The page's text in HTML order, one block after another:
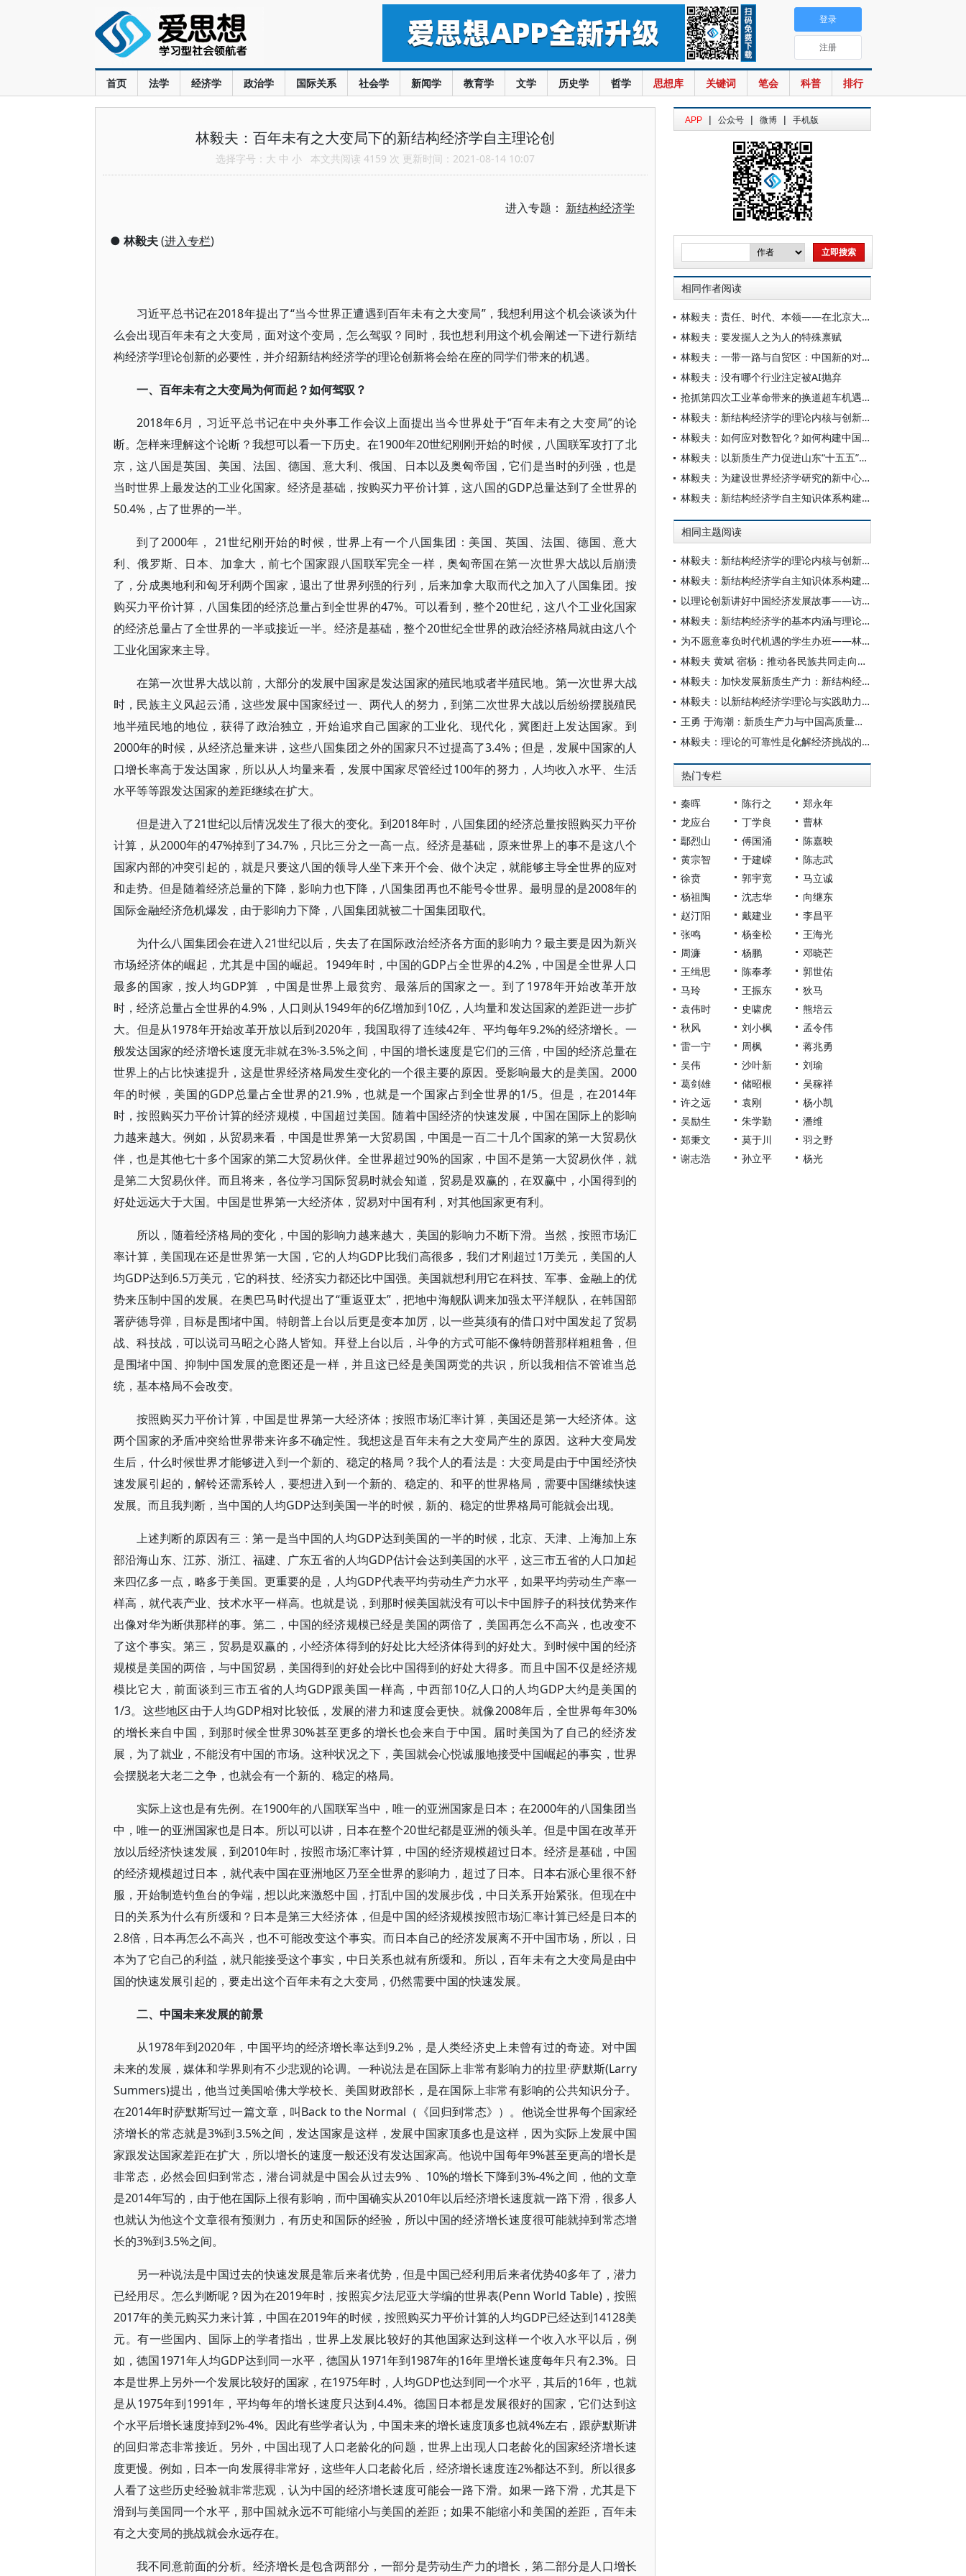
首页 法学 经济学 政治学 国际关系 社会学 新闻学 教育学 文学 历史学 哲学 思想库 关键词 笔会 科普 排行
登录
注册
林毅夫：百年未有之大变局下的新结构经济学自主理论创
选择字号： 大 中 小 本文共阅读 4159 次 更新时间：2021-08-14 10:07
进入专题： 新结构经济学
●林毅夫(进入专栏)
习近平总书记在2018年提出了“当今世界正遭遇到百年未有之大变局”，我想利用这个机会谈谈为什
么会出现百年未有之大变局，面对这个变局，怎么驾驭？同时，我也想利用这个机会阐述一下进行新结
构经济学理论创新的必要性，并介绍新结构经济学的理论创新将会给在座的同学们带来的机遇。
一、百年未有之大变局为何而起？如何驾驭？
2018年6月，习近平总书记在中央外事工作会议上面提出当今世界处于“百年未有之大变局”的论
断。怎样来理解这个论断？我想可以看一下历史。在1900年20世纪刚刚开始的时候，八国联军攻打了北
京，这八国是英国、美国、法国、德国、意大利、俄国、日本以及奥匈帝国，它们是当时的列强，也是
当时世界上最发达的工业化国家。经济是基础，按购买力平价计算，这八国的GDP总量达到了全世界的
50.4%，占了世界的一半。
到了2000年， 21世纪刚开始的时候，世界上有一个八国集团：美国、英国、法国、德国、意大
利、俄罗斯、日本、加拿大，前七个国家跟八国联军完全一样，奥匈帝国在第一次世界大战以后崩溃
了，分成奥地利和匈牙利两个国家，退出了世界列强的行列，后来加拿大取而代之加入了八国集团。按
购买力平价计算，八国集团的经济总量占到全世界的47%。可以看到，整个20世纪，这八个工业化国家
的经济总量占了全世界的一半或接近一半。经济是基础，整个20世纪全世界的政治经济格局就由这八个
工业化国家来主导。
在第一次世界大战以前，大部分的发展中国家是发达国家的殖民地或者半殖民地。第一次世界大战
时，民族主义风起云涌，这些发展中国家经过一、两代人的努力，到第二次世界大战以后纷纷摆脱殖民
地半殖民地的地位，获得了政治独立，开始追求自己国家的工业化、现代化，冀图赶上发达国家。到
2000年的时候，从经济总量来讲，这些八国集团之外的国家只不过提高了3.4%；但是，发展中国家的人
口增长率高于发达国家，所以从人均量来看，发展中国家尽管经过100年的努力，人均收入水平、生活
水平等等跟发达国家的差距继续在扩大。
但是进入了21世纪以后情况发生了很大的变化。到2018年时，八国集团的经济总量按照购买力平价
计算，从2000年的47%掉到了34.7%，只比三分之一高一点。经济是基础，原来世界上的事不是这八个
国家内部的冲突引起的，就是只要这八国的领导人坐下来开个会、做个决定，就能够主导全世界的应对
和走势。但是随着经济总量的下降，影响力也下降，八国集团再也不能号令世界。最明显的是2008年的
国际金融经济危机爆发，由于影响力下降，八国集团就被二十国集团取代。
为什么八国集团会在进入21世纪以后，失去了在国际政治经济各方面的影响力？最主要是因为新兴
市场经济体的崛起，尤其是中国的崛起。1949年时，中国的GDP占全世界的4.2%，中国是全世界人口
最多的国家，按人均GDP算 ，中国是世界上最贫穷、最落后的国家之一。到了1978年开始改革开放
时，经济总量占全世界的4.9%，人口则从1949年的6亿增加到10亿，人均量和发达国家的差距进一步扩
大。但是从1978年开始改革开放以后到2020年，我国取得了连续42年、平均每年9.2%的经济增长。一
般发达国家的经济增长速度无非就在3%-3.5%之间，中国的增长速度是它们的三倍，中国的经济总量在
世界上的占比快速提升，这是世界经济格局发生变化的一个很主要的原因。受影响最大的是美国。2000
年的时候，美国的GDP总量占全世界的21.9%，也就是一个国家占到全世界的1/5。但是，在2014年
时，按照购买力平价计算的经济规模，中国超过美国。随着中国经济的快速发展，中国在国际上的影响
力越来越大。例如，从贸易来看，中国是世界第一大贸易国，中国是一百二十几个国家的第一大贸易伙
伴，也是其他七十多个国家的第二大贸易伙伴。全世界超过90%的国家，中国不是第一大贸易伙伴，就
是第二大贸易伙伴。而且将来，各位学习国际贸易时就会知道，贸易是双赢的，在双赢中，小国得到的
好处远远大于大国。中国是世界第一大经济体，贸易对中国有利，对其他国家更有利。
所以，随着经济格局的变化，中国的影响力越来越大，美国的影响力不断下滑。当然，按照市场汇
率计算，美国现在还是世界第一大国，它的人均GDP比我们高很多，我们才刚超过1万美元，美国的人
均GDP达到6.5万美元，它的科技、经济实力都还比中国强。美国就想利用它在科技、军事、金融上的优
势来压制中国的发展。在奥巴马时代提出了“重返亚太”，把地中海舰队调来加强太平洋舰队，在韩国部
署萨德导弹，目标是围堵中国。特朗普上台以后更是变本加厉，以一些莫须有的借口对中国发起了贸易
战、科技战，可以说司马昭之心路人皆知。拜登上台以后，斗争的方式可能不像特朗普那样粗粗鲁，但
是围堵中国、抑制中国发展的意图还是一样，并且这已经是美国两党的共识，所以我相信不管谁当总
统，基本格局不会改变。
按照购买力平价计算，中国是世界第一大经济体；按照市场汇率计算，美国还是第一大经济体。这
两个国家的矛盾冲突给世界带来许多不确定性。我想这是百年未有之大变局产生的原因。这种大变局发
生后，什么时候世界才能够进入到一个新的、稳定的格局？我个人的看法是：大变局是由于中国经济快
速发展引起的，解铃还需系铃人，要想进入到一个新的、稳定的、和平的世界格局，需要中国继续快速
发展。而且我判断，当中国的人均GDP达到美国一半的时候，新的、稳定的世界格局可能就会出现。
上述判断的原因有三：第一是当中国的人均GDP达到美国的一半的时候，北京、天津、上海加上东
部沿海山东、江苏、浙江、福建、广东五省的人均GDP估计会达到美国的水平，这三市五省的人口加起
来四亿多一点，略多于美国。更重要的是，人均GDP代表平均劳动生产力水平，如果平均劳动生产率一
样高，就代表产业、技术水平一样高。也就是说，到那时候美国就没有可以卡中国脖子的科技优势来作
出像对华为断供那样的事。第二，中国的经济规模已经是美国的两倍了，美国再怎么不高兴，也改变不
了这个事实。第三，贸易是双赢的，小经济体得到的好处比大经济体得到的好处大。到时候中国的经济
规模是美国的两倍，与中国贸易，美国得到的好处会比中国得到的好处大得多。而且中国不仅是经济规
模比它大，前面谈到三市五省的人均GDP跟美国一样高，中西部10亿人口的人均GDP大约是美国的
1/3。这些地区由于人均GDP相对比较低，发展的潜力和速度会更快。就像2008年后，全世界每年30%
的增长来自中国，到那时候全世界30%甚至更多的增长也会来自于中国。届时美国为了自己的经济发
展，为了就业，不能没有中国的市场。这种状况之下，美国就会心悦诚服地接受中国崛起的事实，世界
会摆脱老大老二之争，也就会有一个新的、稳定的格局。
实际上这也是有先例。在1900年的八国联军当中，唯一的亚洲国家是日本；在2000年的八国集团当
中，唯一的亚洲国家也是日本。所以可以讲，日本在整个20世纪都是亚洲的领头羊。但是中国在改革开
放以后经济快速发展，到2010年时，按照市场汇率计算，中国的经济规模超过日本。经济是基础，中国
的经济规模超过日本，就代表中国在亚洲地区乃至全世界的影响力，超过了日本。日本右派心里很不舒
服，开始制造钓鱼台的争端，想以此来激怒中国，打乱中国的发展步伐，中日关系开始紧张。但现在中
日的关系为什么有所缓和？日本是第三大经济体，但是中国的经济规模按照市场汇率计算已经是日本的
2.8倍，日本再怎么不高兴，也不可能改变这个事实。而日本自己的经济发展离不开中国市场，所以，日
本为了它自己的利益，就只能接受这个事实，中日关系也就有所缓和。所以，百年未有之大变局是由中
国的快速发展引起的，要走出这个百年未有之大变局，仍然需要中国的快速发展。
二、中国未来发展的前景
从1978年到2020年，中国平均的经济增长率达到9.2%，是人类经济史上未曾有过的奇迹。对中国
未来的发展，媒体和学界则有不少悲观的论调。一种说法是在国际上非常有影响力的拉里·萨默斯(Larry
Summers)提出，他当过美国哈佛大学校长、美国财政部长，是在国际上非常有影响的公共知识分子。
在2014年时萨默斯写过一篇文章，叫Back to the Normal（《回归到常态》）。他说全世界每个国家经
济增长的常态就是3%到3.5%之间，发达国家是这样，发展中国家顶多也是这样，因为实际上发展中国
家跟发达国家差距在扩大，所以增长的速度一般还没有发达国家高。他说中国每年9%甚至更高的增长是
非常态，必然会回归到常态，潜台词就是中国会从过去9% 、10%的增长下降到3%-4%之间，他的文章
是2014年写的，由于他在国际上很有影响，而中国确实从2010年以后经济增长速度就一路下滑，很多人
也就认为他这个文章很有预测力，有历史和国际的经验，所以中国的经济增长速度很可能就掉到常态增
长的3%到3.5%之间。
另一种说法是中国过去的快速发展是靠后来者优势，但是中国已经利用后来者优势40多年了，潜力
已经用尽。怎么判断呢？因为在2019年时，按照宾夕法尼亚大学编的世界表(Penn World Table)，按照
2017年的美元购买力来计算，中国在2019年的时候，按照购买力平价计算的人均GDP已经达到14128美
元。有一些国内、国际上的学者指出，世界上发展比较好的其他国家达到这样一个收入水平以后，例
如，德国1971年人均GDP达到同一水平，德国从1971年到1987年的16年里增长速度每年只有2.3%。日
本是世界上另外一个发展比较好的国家，在1975年时，人均GDP也达到同一个水平，其后的16年，也就
是从1975年到1991年，平均每年的增长速度只达到4.4%。德国日本都是发展很好的国家，它们达到这
个水平后增长速度掉到2%-4%。因此有些学者认为，中国未来的增长速度顶多也就4%左右，跟萨默斯讲
的回归常态非常接近。另外，中国出现了人口老龄化的问题，世界上出现人口老龄化的国家经济增长速
度更慢。例如，日本一向发展得非常好，这些年人口老龄化后，经济增长速度连2%都达不到。所以很多
人看了这些历史经验就非常悲观，认为中国的经济增长速度可能会一路下滑。如果一路下滑，尤其是下
滑到与美国同一个水平，那中国就永远不可能缩小与美国的差距；如果不能缩小和美国的差距，百年未
有之大变局的挑战就会永远存在。
我不同意前面的分析。经济增长是包含两部分，一部分是劳动生产力的增长，第二部分是人口增长
APP | 公众号 | 微博 | 手机版
相同作者阅读
林毅夫：责任、时代、本领——在北京大学新结构经济学研究院2026届毕业典礼上的讲话
林毅夫：要发掘人之为人的特殊禀赋
林毅夫：一带一路与自贸区：中国新的对外开放倡议与举措
林毅夫：没有哪个行业注定被AI抛弃
抢抓第四次工业革命带来的换道超车机遇——专访著名经济学家、北京大学新结构经济学研究院院长林毅夫
林毅夫：新结构经济学的理论内核与创新贡献
林毅夫：如何应对数智化？如何构建中国经济学自主知识体系？
林毅夫：以新质生产力促进山东“十五五”时期现代化产业体系高质量发展
林毅夫：为建设世界经济学研究的新中心而努力
林毅夫：新结构经济学自主知识体系构建及对青年学者的期盼
相同主题阅读
林毅夫：新结构经济学的理论内核与创新贡献
林毅夫：新结构经济学自主知识体系构建及对青年学者的期盼
以理论创新讲好中国经济发展故事——访北京大学新结构经济学研究院院长林毅夫
林毅夫：新结构经济学的基本内涵与理论创新
为不愿意辜负时代机遇的学生办班——林毅夫教授在2026年林班招生宣讲会上的讲话
林毅夫 黄斌 宿杨：推动各民族共同走向社会主义现代化路径研究：基于新结构经济学视角
林毅夫：加快发展新质生产力：新结构经济学的视角
林毅夫：以新结构经济学理论与实践助力中非合作
王勇 于海潮：新质生产力与中国高质量发展：新结构经济学的分析
林毅夫：理论的可靠性是化解经济挑战的关键力量
热门专栏
秦晖 陈行之
郑永年
龙应台
丁学良
曹林
鄢烈山
傅国涌
陈嘉映
黄宗智
于建嵘
陈志武
徐贲
郭宇宽
马立诚
杨祖陶
沈志华
向继东
赵汀阳
戴建业
李昌平
张鸣
杨奎松
王海光
周濂
杨鹏
邓晓芒
王缉思
陈奉孝
郭世佑
马玲
王振东
狄马
袁伟时
史啸虎
熊培云
秋风
刘小枫
孟令伟
雷一宁
周枫
蒋兆勇
吴伟
沙叶新
刘瑜
葛剑雄
储昭根
吴稼祥
许之远
袁刚
杨小凯
吴励生
朱学勤
潘维
郑秉文
莫于川
羽之野
谢志浩
孙立平 杨光